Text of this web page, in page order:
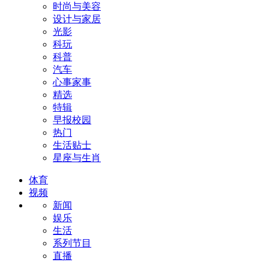
时尚与美容
设计与家居
光影
科玩
科普
汽车
心事家事
精选
特辑
早报校园
热门
生活贴士
星座与生肖
体育
视频
新闻
娱乐
生活
系列节目
直播